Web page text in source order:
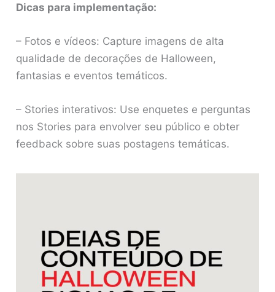
Dicas para implementação:
– Fotos e vídeos: Capture imagens de alta
qualidade de decorações de Halloween,
fantasias e eventos temáticos.
– Stories interativos: Use enquetes e perguntas
nos Stories para envolver seu público e obter
feedback sobre suas postagens temáticas.